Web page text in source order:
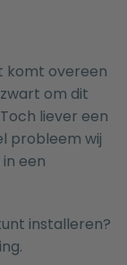
komt overeen
om dit
liever een
probleem wij
een
installeren?